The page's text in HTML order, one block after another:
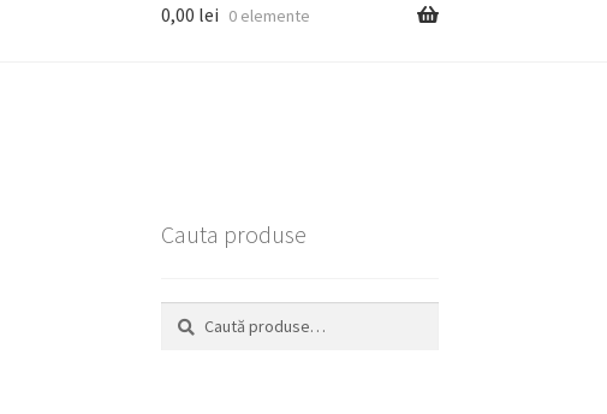
0,00 lei 0 elemente
Cauta produse
Caută
după:
Caută